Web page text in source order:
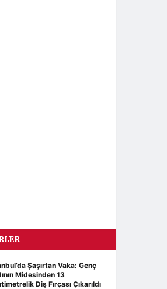
Şaşırtan Vaka: Genç
Midesinden 13
Diş Fırçası Çıkarıldı